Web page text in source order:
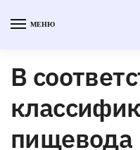
МЕНЮ
В
пищевода